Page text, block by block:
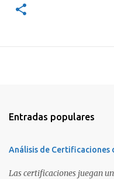
Entradas populares
Análisis de Certificaciones
Las certificaciones juegan